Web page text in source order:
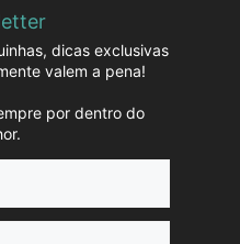
dicas exclusivas
valem a pena!
por dentro do